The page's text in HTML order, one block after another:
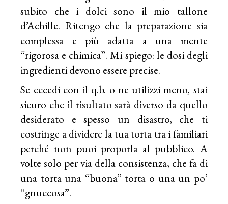
subito che i dolci sono il mio tallone
d’Achille. Ritengo che la preparazione sia
complessa e più adatta a una mente
“rigorosa e chimica”. Mi spiego: le dosi degli
ingredienti devono essere precise.
Se eccedi con il q.b. o ne utilizzi meno, stai
sicuro che il risultato sarà diverso da quello
desiderato e spesso un disastro, che ti
costringe a dividere la tua torta tra i familiari
perché non puoi proporla al pubblico. A
volte solo per via della consistenza, che fa di
una torta una “buona” torta o una un po’
“gnuccosa”.